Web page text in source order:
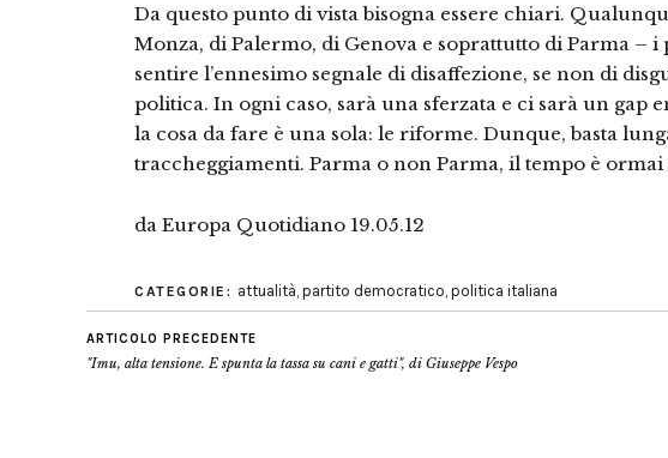
Da questo punto di vista bisogna essere chiari.
Monza, di Palermo, di Genova e soprattutto di Parma –
sentire l’ennesimo segnale di disaffezione, se non di
politica. In ogni caso, sarà una sferzata e ci sarà un gap
la cosa da fare è una sola: le riforme. Dunque, basta
traccheggiamenti. Parma o non Parma, il tempo è ormai
da Europa Quotidiano 19.05.12
CATEGORIE: attualità, partito democratico, politica italiana
ARTICOLO PRECEDENTE
"Imu, alta tensione. E spunta la tassa su cani e gatti", di Giuseppe Vespo